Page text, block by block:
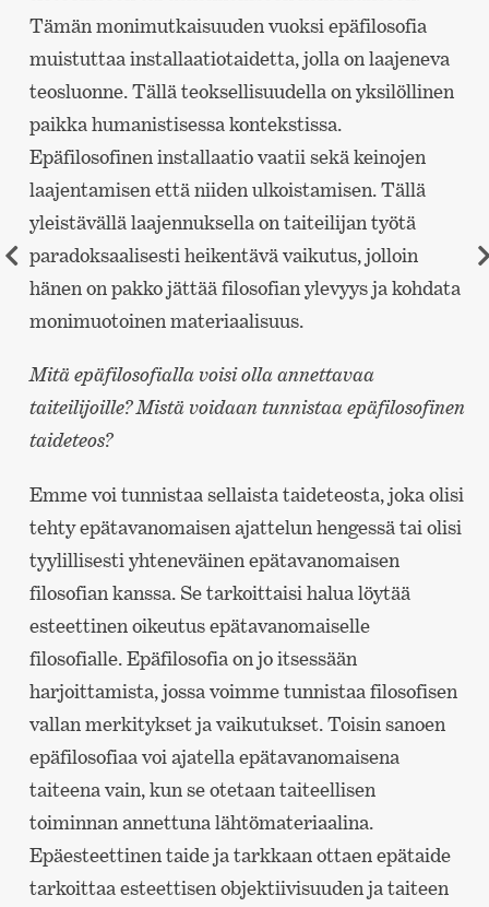
Tämän monimutkaisuuden vuoksi epäfilosofia
muistuttaa installaatiotaidetta, jolla on laajeneva
teosluonne. Tällä teoksellisuudella on yksilöllinen
paikka humanistisessa kontekstissa.
Epäfilosofinen installaatio vaatii sekä keinojen
laajentamisen että niiden ulkoistamisen. Tällä
yleistävällä laajennuksella on taiteilijan työtä
paradoksaalisesti heikentävä vaikutus, jolloin
hänen on pakko jättää filosofian ylevyys ja kohdata
monimuotoinen materiaalisuus.
Mitä epäfilosofialla voisi olla annettavaa
taiteilijoille? Mistä voidaan tunnistaa epäfilosofinen
taideteos?
Emme voi tunnistaa sellaista taideteosta, joka olisi
tehty epätavanomaisen ajattelun hengessä tai olisi
tyylillisesti yhteneväinen epätavanomaisen
filosofian kanssa. Se tarkoittaisi halua löytää
esteettinen oikeutus epätavanomaiselle
filosofialle. Epäfilosofia on jo itsessään
harjoittamista, jossa voimme tunnistaa filosofisen
vallan merkitykset ja vaikutukset. Toisin sanoen
epäfilosofiaa voi ajatella epätavanomaisena
taiteena vain, kun se otetaan taiteellisen
toiminnan annettuna lähtömateriaalina.
Epäesteettinen taide ja tarkkaan ottaen epätaide
tarkoittaa esteettisen objektiivisuuden ja taiteen